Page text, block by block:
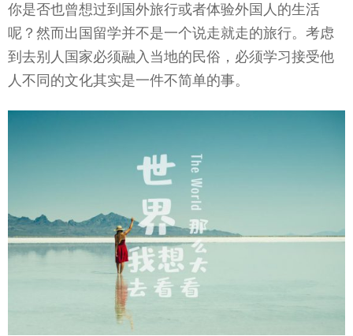
你是否也曾想过到国外旅行或者体验外国人的生活
呢？然而出国留学并不是一个说走就走的旅行。考虑
到去别人国家必须融入当地的民俗，必须学习接受他
人不同的文化其实是一件不简单的事。